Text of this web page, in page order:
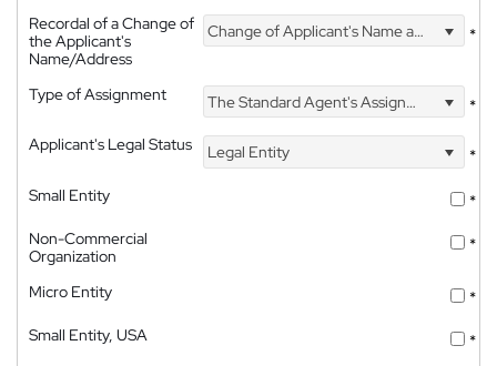
Recordal of a Change of
the Applicant's
Name/Address
Change of Applicant's Name and Address *
Type of Assignment The Standard Agent's Assignment
*
Applicant's Legal Status
Legal Entity
*
Small Entity
*
Non-Commercial
Organization
*
Micro Entity
*
Small Entity, USA
*